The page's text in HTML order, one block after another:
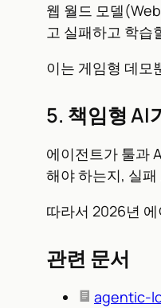
웹 월드 모델
고 실패하고 학습
이는 게임형 데모
5. 책임형 AI
에이전트가 툴과
해야 하는지, 실
따라서 2026년
관련 문서
agentic-